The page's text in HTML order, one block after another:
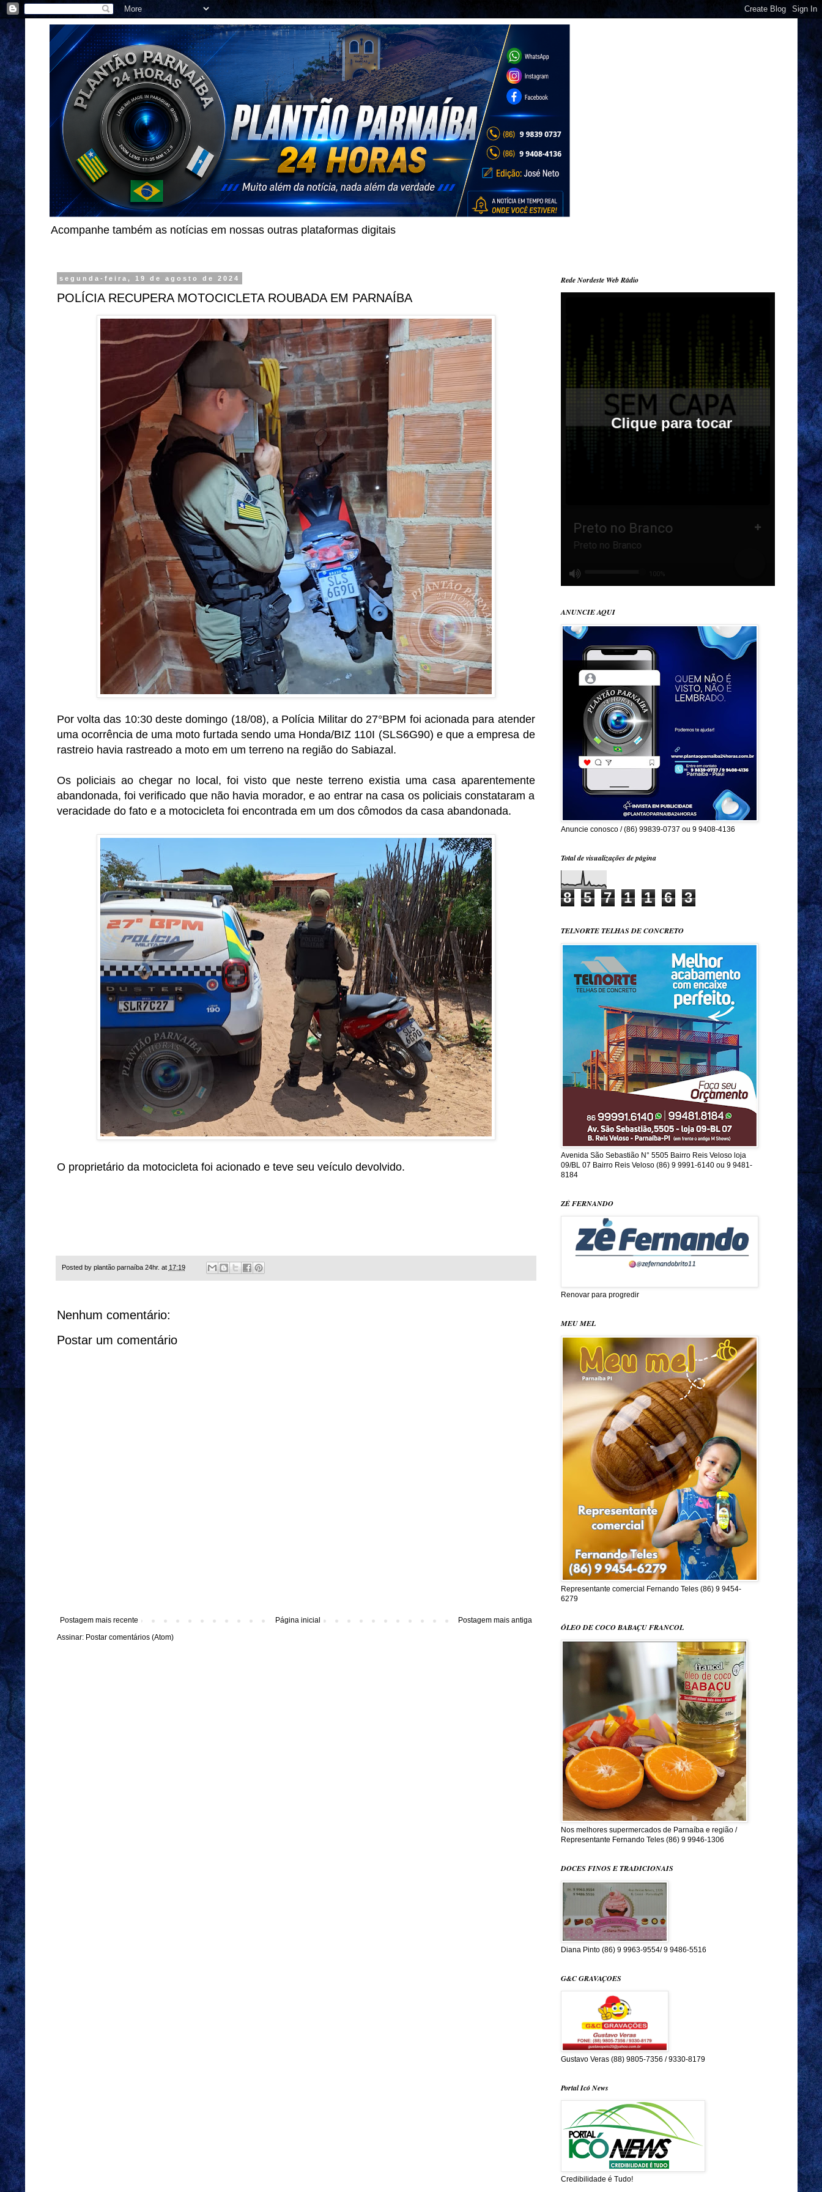
Acompanhe também as notícias em nossas outras plataformas digitais
segunda-feira, 19 de agosto de 2024
POLÍCIA RECUPERA MOTOCICLETA ROUBADA EM PARNAÍBA
Por volta das 10:30 deste domingo (18/08), a Polícia Militar do 27°BPM foi acionada para atender
uma ocorrência de uma moto furtada sendo uma Honda/BIZ 110I (SLS6G90) e que a empresa de
rastreio havia rastreado a moto em um terreno na região do Sabiazal.
Os policiais ao chegar no local, foi visto que neste terreno existia uma casa aparentemente
abandonada, foi verificado que não havia morador, e ao entrar na casa os policiais constataram a
veracidade do fato e a motocicleta foi encontrada em um dos cômodos da casa abandonada.
O proprietário da motocicleta foi acionado e teve seu veículo devolvido.
Posted by plantão parnaíba 24hr. at 17:19
Nenhum comentário:
Postar um comentário
Postagem mais recente Postagem mais antiga
Página inicial
Assinar: Postar comentários (Atom)
Rede Nordeste Web Rádio
ANUNCIE AQUI
Anuncie conosco / (86) 99839-0737 ou 9 9408-4136
Total de visualizações de página
8 5 7 1 1 6 3
TELNORTE TELHAS DE CONCRETO
Avenida São Sebastião N° 5505 Bairro Reis Veloso loja
09/BL 07 Bairro Reis Veloso (86) 9 9991-6140 ou 9 9481-
8184
ZÉ FERNANDO
Renovar para progredir
MEU MEL
Representante comercial Fernando Teles (86) 9 9454-
6279
ÓLEO DE COCO BABAÇU FRANCOL
Nos melhores supermercados de Parnaíba e região /
Representante Fernando Teles (86) 9 9946-1306
DOCES FINOS E TRADICIONAIS
Diana Pinto (86) 9 9963-9554/ 9 9486-5516
G&C GRAVAÇOES
Gustavo Veras (88) 9805-7356 / 9330-8179
Portal Icó News
Credibilidade é Tudo!